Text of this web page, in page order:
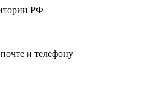
РФ
и телефону